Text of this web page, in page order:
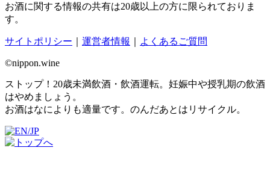
お酒に関する情報の共有は20歳以上の方に限られておりま
す。
サイトポリシー 運営者情報 よくあるご質問
©nippon.wine
ストップ！20歳未満飲酒・飲酒運転。妊娠中や授乳期の飲酒
はやめましょう。
お酒はなによりも適量です。のんだあとはリサイクル。